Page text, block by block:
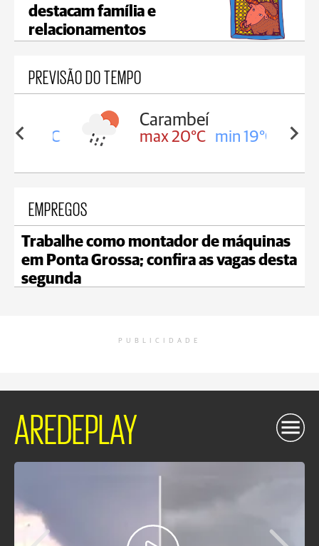
destacam família e
relacionamentos
PREVISÃO DO TEMPO
19°C
Carambeí
max 20°C min 19°C
EMPREGOS
Trabalhe como montador de máquinas
em Ponta Grossa; confira as vagas desta
segunda
PUBLICIDADE
AREDEPLAY